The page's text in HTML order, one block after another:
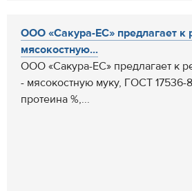
ООО «Сакура-ЕС» предлагает к
мясокостную...
ООО «Сакура-ЕС» предлагает к
- мясокостную муку, ГОСТ
протеина %,...